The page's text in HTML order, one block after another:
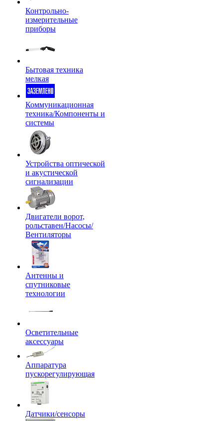
Контрольно-
измерительные
приборы
Бытовая техника
мелкая
Коммуникационная
техника/Компоненты и
системы
Устройства оптической
и акустической
сигнализации
Двигатели ворот,
рольставен/Насосы/
Вентиляторы
Антенны и
спутниковые
технологии
Осветительные
аксессуары
Аппаратура
пускорегулирующая
Датчики/сенсоры